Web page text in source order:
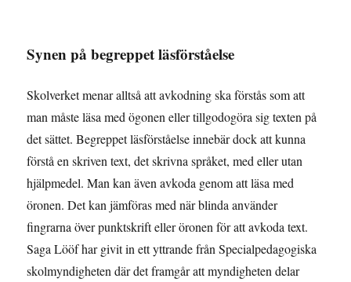
Synen på begreppet läsförståelse
Skolverket menar alltså att avkodning ska förstås som att
man måste läsa med ögonen eller tillgodogöra sig texten på
det sättet. Begreppet läsförståelse innebär dock att kunna
förstå en skriven text, det skrivna språket, med eller utan
hjälpmedel. Man kan även avkoda genom att läsa med
öronen. Det kan jämföras med när blinda använder
fingrarna över punktskrift eller öronen för att avkoda text.
Saga Lööf har givit in ett yttrande från Specialpedagogiska
skolmyndigheten där det framgår att myndigheten delar